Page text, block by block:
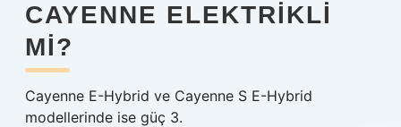
CAYENNE ELEKTRIKLI
MI?
Cayenne E-Hybrid ve Cayenne S E-Hybrid
modellerinde ise güç 3.